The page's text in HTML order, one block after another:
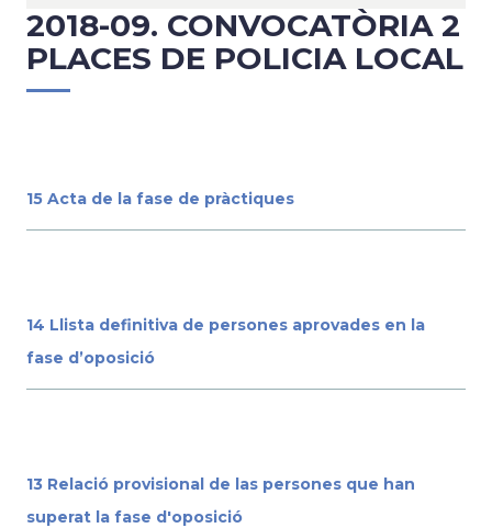
2018-09. CONVOCATÒRIA 2
PLACES DE POLICIA LOCAL
15 Acta de la fase de pràctiques
14 Llista definitiva de persones aprovades en la
fase d’oposició
13 Relació provisional de las persones que han
superat la fase d'oposició